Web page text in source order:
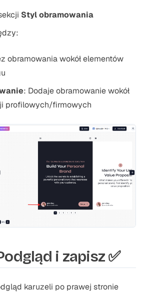
Styl obramowania
obramowania wokół elementów
: Dodaje obramowanie wokół
profilowych/firmowych
i zapisz ✅
karuzeli po prawej stronie